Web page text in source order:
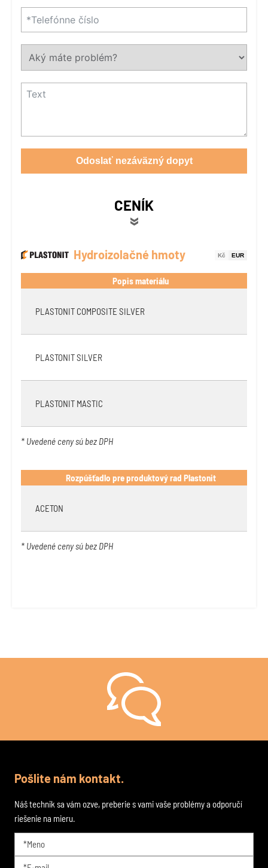
Odoslať nezáväzný dopyt
CENÍK
Hydroizolačné hmoty
Popis materiálu
PLASTONIT COMPOSITE SILVER
PLASTONIT SILVER
PLASTONIT MASTIC
* Uvedené ceny sú bez DPH
Rozpúšťadlo pre produktový rad Plastonit
ACETON
* Uvedené ceny sú bez DPH
Kč EUR
Pošlite nám kontakt.
Náš technik sa vám ozve, preberie s vami vaše problémy a odporučí
riešenie na mieru.